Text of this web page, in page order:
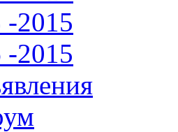
2015
2015